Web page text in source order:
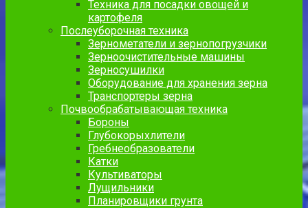
Техника для посадки овощей и
картофеля
Послеуборочная техника
Зернометатели и зернопогрузчики
Зерноочистительные машины
Зерносушилки
Оборудование для хранения зерна
Транспортеры зерна
Почвообрабатывающая техника
Бороны
Глубокорыхлители
Гребнеобразователи
Катки
Культиваторы
Лущильники
Планировщики грунта